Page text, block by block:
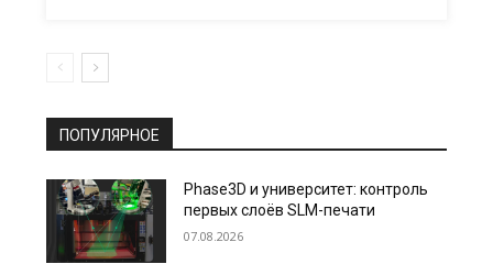
ПОПУЛЯРНОЕ
Phase3D и университет: контроль
первых слоёв SLM-печати
07.08.2026